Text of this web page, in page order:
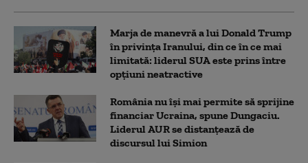
Marja de manevră a lui Donald Trump
în privința Iranului, din ce în ce mai
limitată: liderul SUA este prins între
opțiuni neatractive
România nu își mai permite să sprijine
financiar Ucraina, spune Dungaciu.
Liderul AUR se distanțează de
discursul lui Simion